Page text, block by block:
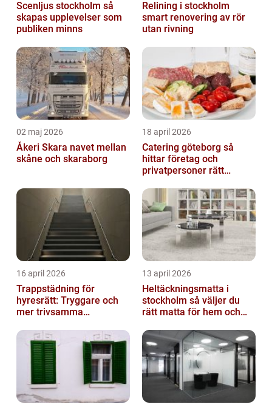
Scenljus stockholm så
skapas upplevelser som
publiken minns
Relining i stockholm
smart renovering av rör
utan rivning
02 maj 2026
Åkeri Skara navet mellan
skåne och skaraborg
18 april 2026
Catering göteborg så
hittar företag och
privatpersoner rätt
16 april 2026
Trappstädning för
hyresrätt: Tryggare och
mer trivsamma
13 april 2026
Heltäckningsmatta i
stockholm så väljer du
rätt matta för hem och